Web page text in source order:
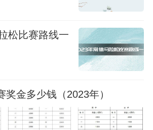
松比赛路线一
奖金多少钱（2023年）